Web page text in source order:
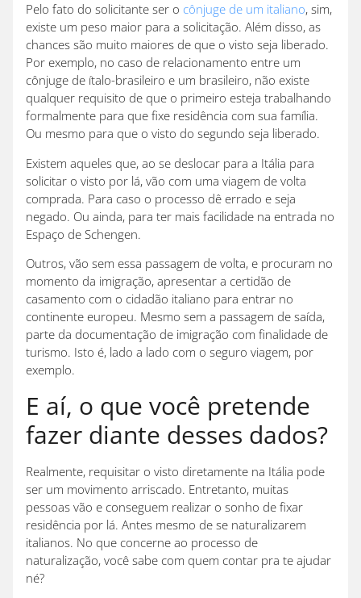
Pelo fato do solicitante ser o cônjuge de um italiano, sim,
existe um peso maior para a solicitação. Além disso, as
chances são muito maiores de que o visto seja liberado.
Por exemplo, no caso de relacionamento entre um
cônjuge de ítalo-brasileiro e um brasileiro, não existe
qualquer requisito de que o primeiro esteja trabalhando
formalmente para que fixe residência com sua família.
Ou mesmo para que o visto do segundo seja liberado.
Existem aqueles que, ao se deslocar para a Itália para
solicitar o visto por lá, vão com uma viagem de volta
comprada. Para caso o processo dê errado e seja
negado. Ou ainda, para ter mais facilidade na entrada no
Espaço de Schengen.
Outros, vão sem essa passagem de volta, e procuram no
momento da imigração, apresentar a certidão de
casamento com o cidadão italiano para entrar no
continente europeu. Mesmo sem a passagem de saída,
parte da documentação de imigração com finalidade de
turismo. Isto é, lado a lado com o seguro viagem, por
exemplo.
E aí, o que você pretende
fazer diante desses dados?
Realmente, requisitar o visto diretamente na Itália pode
ser um movimento arriscado. Entretanto, muitas
pessoas vão e conseguem realizar o sonho de fixar
residência por lá. Antes mesmo de se naturalizarem
italianos. No que concerne ao processo de
naturalização, você sabe com quem contar pra te ajudar
né?